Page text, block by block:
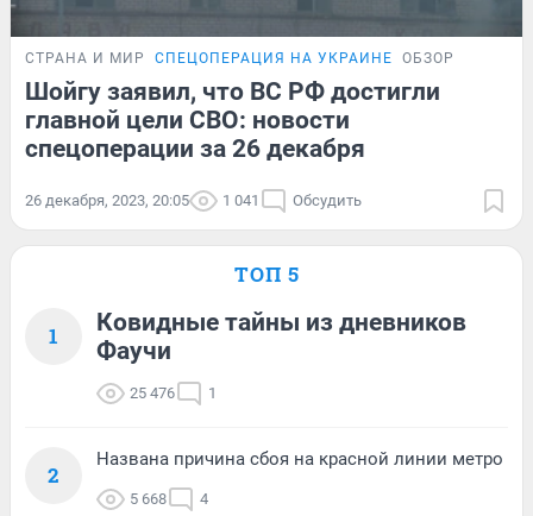
СТРАНА И МИР СПЕЦОПЕРАЦИЯ НА УКРАИНЕ ОБЗОР
Шойгу заявил, что ВС РФ достигли
главной цели СВО: новости
спецоперации за 26 декабря
26 декабря, 2023, 20:05 1 041 Обсудить
ТОП 5
1
Ковидные тайны из дневников
Фаучи
25 476 1
2
Названа причина сбоя на красной линии метро
5 668 4